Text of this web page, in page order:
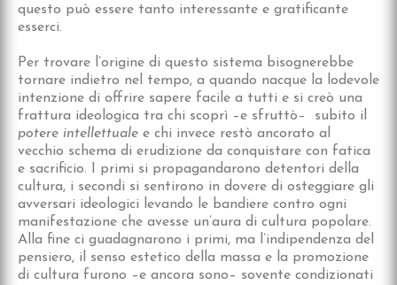
questo può essere tanto interessante e gratificante
esserci.
Per trovare l’origine di questo sistema bisognerebbe
tornare indietro nel tempo, a quando nacque la lodevole
intenzione di offrire sapere facile a tutti e si creò una
frattura ideologica tra chi scoprì –e sfruttò– subito il
potere intellettuale e chi invece restò ancorato al
vecchio schema di erudizione da conquistare con fatica
e sacrificio. I primi si propagandarono detentori della
cultura, i secondi si sentirono in dovere di osteggiare gli
avversari ideologici levando le bandiere contro ogni
manifestazione che avesse un’aura di cultura popolare.
Alla fine ci guadagnarono i primi, ma l’indipendenza del
pensiero, il senso estetico della massa e la promozione
di cultura furono –e ancora sono– sovente condizionati